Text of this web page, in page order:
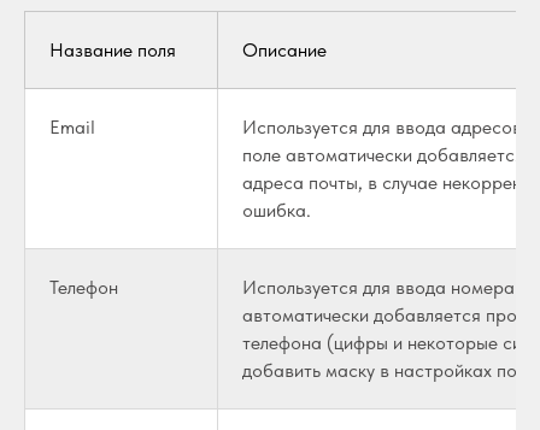
Название поля Описание
Email
Используется для ввода адресов
поле автоматически добавляется
адреса почты, в случае
ошибка.
Телефон
Используется для ввода номера
автоматически добавляется
телефона (цифры и некоторые
добавить маску в настройках поля.